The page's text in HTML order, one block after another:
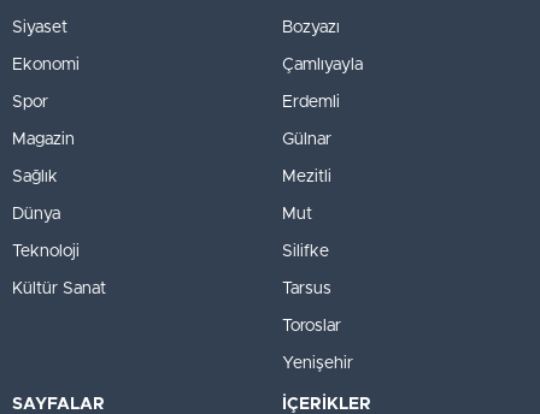
Siyaset
Ekonomi
Spor
Magazin
Sağlık
Dünya
Teknoloji
Kültür Sanat
Bozyazı
Çamlıyayla
Erdemli
Gülnar
Mezitli
Mut
Silifke
Tarsus
Toroslar
Yenişehir
SAYFALAR İÇERİKLER